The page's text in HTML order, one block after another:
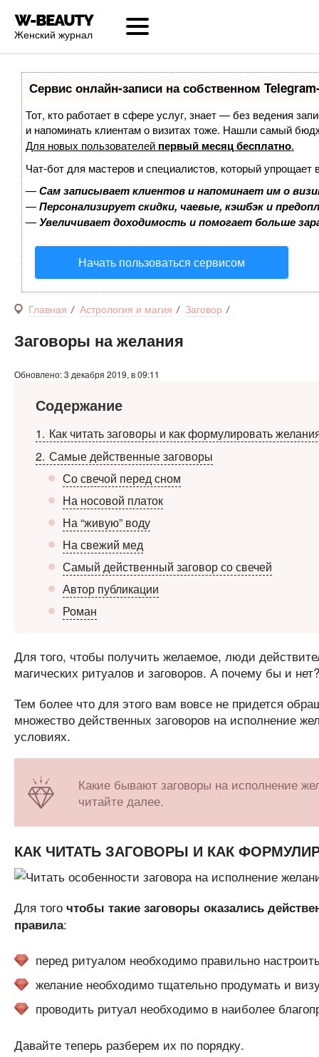
Женский журнал
Сервис онлайн-записи на собственном
Тот, кто работает в сфере услуг, знает — без ведения
и напоминать клиентам о визитах тоже. Нашли самый
Для новых пользователей первый месяц бесплатно.
Чат-бот для мастеров и специалистов, который упрощает
—Сам записывает клиентов и напоминает им о
—Персонализирует скидки, чаевые, кэшбэк и
—Увеличивает доходимость и помогает больше
Начать пользоваться сервисом
Главная Астрология и магия Заговор
Заговоры на желания
Обновлено: 3 декабря 2019, в 09:11
Содержание
1
Как читать заговоры и как формулировать
2 Самые действенные заговоры
Со свечой перед сном
На носовой платок
На “живую” воду
На свежий мед
Самый действенный заговор со свечей
Автор публикации
Роман
Для того, чтобы получить желаемое, люди
магических ритуалов и заговоров. А почему бы и
Тем более что для этого вам вовсе не придется
множество действенных заговоров на исполнение
условиях.
Какие бывают заговоры на исполнение
читайте далее.
КАК ЧИТАТЬ ЗАГОВОРЫ И КАК
Для того чтобы такие заговоры оказались
правила:
перед ритуалом необходимо правильно
желание необходимо тщательно продумать и
проводить ритуал необходимо в наиболее
Давайте теперь разберем их по порядку.